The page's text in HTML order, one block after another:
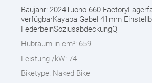
Baujahr: 2024Tuono 660
verfügbarKayaba Gabel 41mm
FederbeinSoziusabdeckungQ
Hubraum in cm³: 659
Leistung /kW: 74
Biketype: Naked Bike